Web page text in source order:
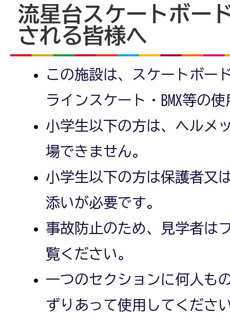
流星台スケートボー
される皆様へ
この施設は、スケートボー
ラインスケート・BMX等の
小学生以下の方は、ヘルメ
場できません。
小学生以下の方は保護者又
添いが必要です。
事故防止のため、見学者は
覧ください。
一つのセクションに何人も
ずりあって使用してくださ